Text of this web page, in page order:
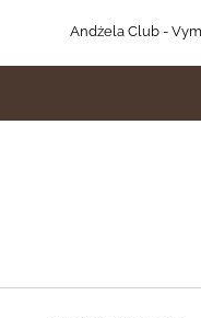
Andżela Club-